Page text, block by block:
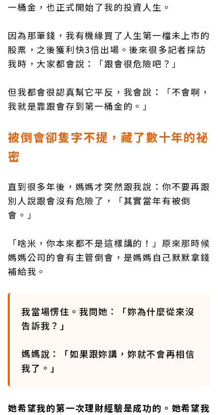
一桶金，也正式開始了我的投資人生。
因為那筆錢，我有機緣買了人生第一檔未上市的
股票，之後獲利快3倍出場。後來很多記者採訪
我時，大家都會說：「跟會很危險吧？」
但我都會很認真幫它平反，我會說：「不會啊，
我就是靠跟會存到第一桶金的。」
被倒會卻隻字不提，藏了數十年的祕
密
直到很多年後，媽媽才突然跟我說：你不要再跟
別人說跟會沒有危險了，「其實當年有被倒
會。」
「啥米，你本來都不是這樣講的！」原來那時候
媽媽公司的會有主管倒會，是媽媽自己默默拿錢
補給我。
我當場愣住。我問她：「妳為什麼從來沒
告訴我？」
媽媽說：「如果跟妳講，妳就不會再相信
我了。」
她希望我的第一次理財經驗是成功的。她希望我